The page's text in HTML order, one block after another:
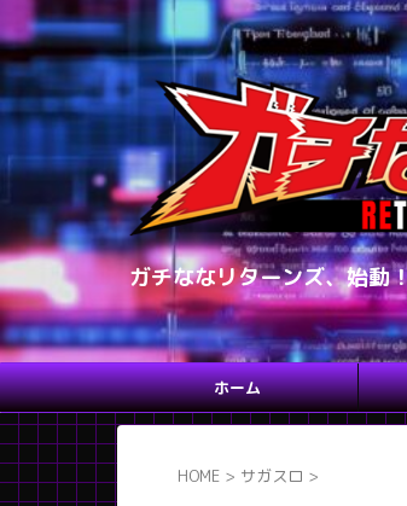
ガチななリターンズ、始動
ホーム
HOME > サガスロ >